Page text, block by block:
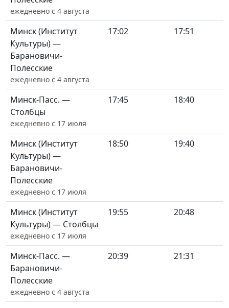
ежедневно с 4 августа
Минск (Институт
Культуры) —
Барановичи-
Полесские
ежедневно с 4 августа
17:02 17:51
Минск-Пасс. —
Столбцы
ежедневно с 17 июля
17:45 18:40
Минск (Институт
Культуры) —
Барановичи-
Полесские
ежедневно с 17 июля
18:50 19:40
Минск (Институт
Культуры) — Столбцы
ежедневно с 17 июля
19:55 20:48
Минск-Пасс. —
Барановичи-
Полесские
ежедневно с 4 августа
20:39 21:31